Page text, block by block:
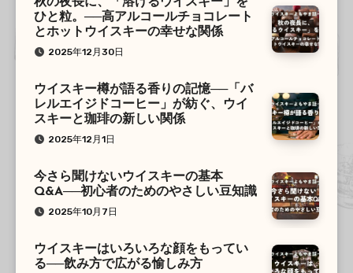
秋の夜長に、「溶けるウイスキー」を
ひと粒。──高アルコールチョコレート
とホットウイスキーの幸せな関係
2025年12月30日
ウイスキー樽が語る香りの記憶──「バ
レルエイジドコーヒー」が紡ぐ、ウイ
スキーと珈琲の新しい関係
2025年12月1日
今さら聞けないウイスキーの基本
Q&A──初心者のためのやさしい豆知識
2025年10月7日
ウイスキーはいろいろな顔をもってい
る──飲み方で広がる愉しみ方